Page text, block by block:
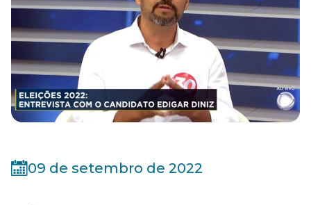
09 de setembro de 2022